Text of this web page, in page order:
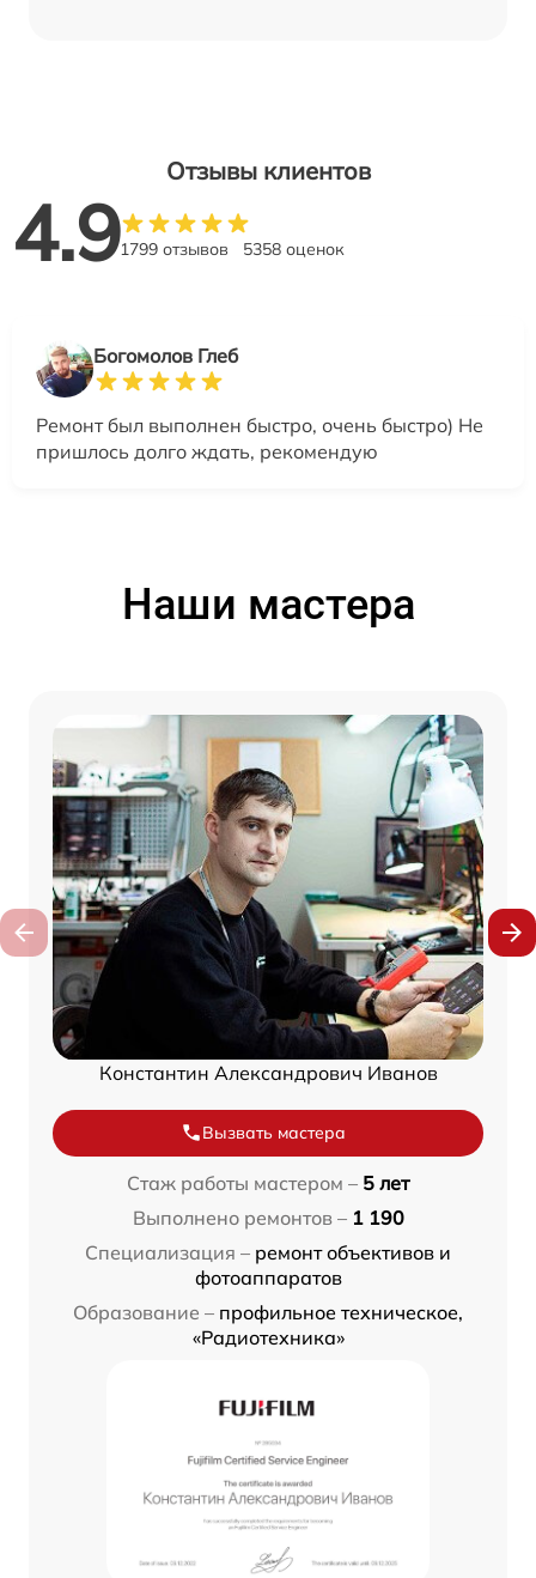
Отзывы клиентов
4.91799 отзывов 5358 оценок
Богомолов Глеб
Ремонт был выполнен быстро, очень быстро) Не
пришлось долго ждать, рекомендую
Наши мастера
Константин Александрович Иванов
Вызвать мастера
Стаж работы мастером – 5 лет
Выполнено ремонтов – 1 190
Специализация – ремонт объективов и
фотоаппаратов
Образование – профильное техническое,
«Радиотехника»